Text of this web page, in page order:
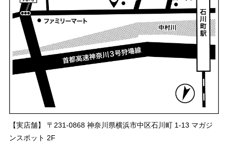
【実店舗】 〒231-0868 神奈川県横浜市中区石川町 1-13 マガジ
ンスポット 2F